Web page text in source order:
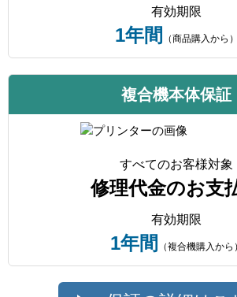
有効期限
1年間 （商品購入から）
複合機本体保証
すべてのお客様対象
修理代金のお支
有効期限
1年間 （複合機購入から）